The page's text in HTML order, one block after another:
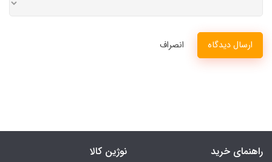
ارسال دیدگاه انصراف
راهنمای خرید نوژین کالا